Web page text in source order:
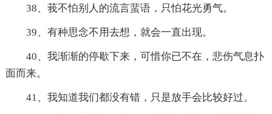
38、莪不怕别人的流言蜚语，只怕花光勇气。
39、有种思念不用去想，就会一直出现。
40、我渐渐的停歇下来，可惜你已不在，悲伤气息扑
面而来。
41、我知道我们都没有错，只是放手会比较好过。